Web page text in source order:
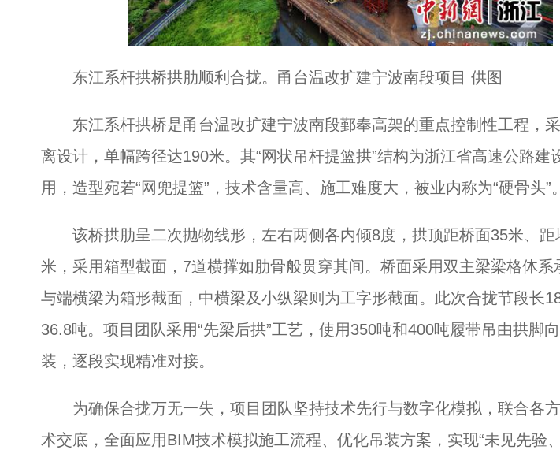
东江系杆拱桥拱肋顺利合拢。甬台温改扩建宁波南段项目 供图
东江系杆拱桥是甬台温改扩建宁波南段鄞奉高架的重点控制性工程，
离设计，单幅跨径达190米。其“网状吊杆提篮拱”结构为浙江省高速公路建
用，造型宛若“网兜提篮”，技术含量高、施工难度大，被业内称为“硬骨头”。
该桥拱肋呈二次抛物线形，左右两侧各内倾8度，拱顶距桥面35米、距
米，采用箱型截面，7道横撑如肋骨般贯穿其间。桥面采用双主梁梁格体系
与端横梁为箱形截面，中横梁及小纵梁则为工字形截面。此次合拢节段长
36.8吨。项目团队采用“先梁后拱”工艺，使用350吨和400吨履带吊由拱脚
装，逐段实现精准对接。
为确保合拢万无一失，项目团队坚持技术先行与数字化模拟，联合各
术交底，全面应用BIM技术模拟施工流程、优化吊装方案，实现“未见先验